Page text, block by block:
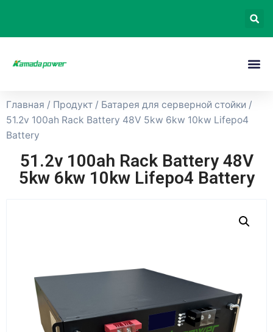
Главная / Продукт / Батарея для серверной стойки /
51.2v 100ah Rack Battery 48V 5kw 6kw 10kw Lifepo4
Battery
51.2v 100ah Rack Battery 48V
5kw 6kw 10kw Lifepo4 Battery